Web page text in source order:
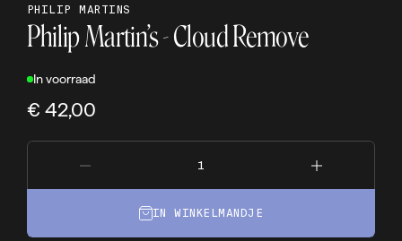
PHILIP MARTINS
Philip Martin’s - Cloud Remove
In voorraad
€ 42,00
IN WINKELMANDJE